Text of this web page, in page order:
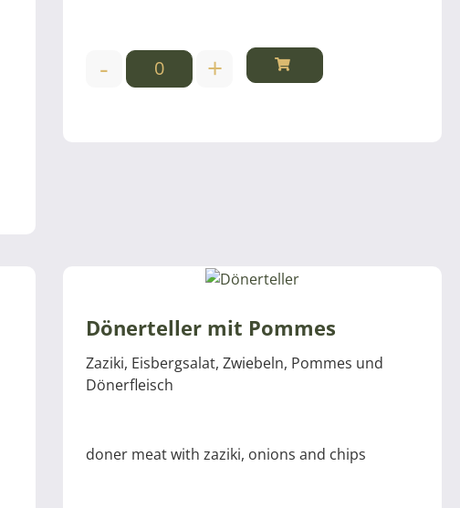
- +
Dönerteller mit Pommes
Zaziki, Eisbergsalat, Zwiebeln, Pommes und
Dönerfleisch
doner meat with zaziki, onions and chips